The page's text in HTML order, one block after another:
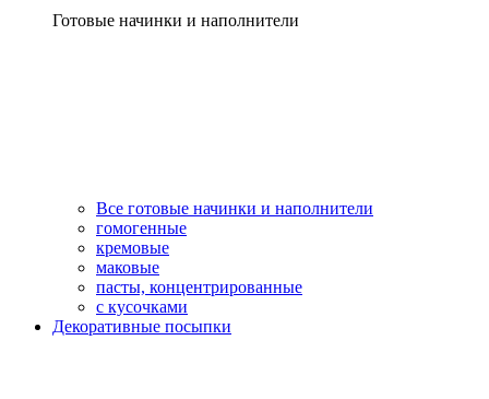
Готовые начинки и наполнители
Все готовые начинки и наполнители
гомогенные
кремовые
маковые
пасты, концентрированные
с кусочками
Декоративные посыпки